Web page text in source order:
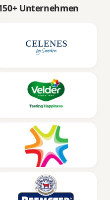
Unternehmen